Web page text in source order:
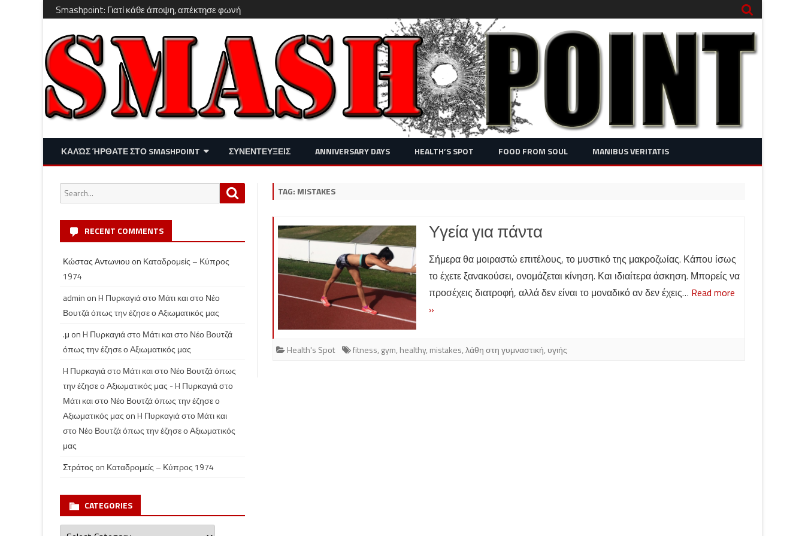
Smashpoint: Γιατί κάθε άποψη, απέκτησε φωνή
Skip
content
ΚΑΛΏΣ ΉΡΘΑΤΕ ΣΤΟ SMASHPOINT
ΔΙΑΣΚΈΔΑΣΗ – LIFESTYLE
ΣΥΝΕΝΤΕΥΞΕΙΣ ANNIVERSARY DAYS HEALTH’S SPOT FOOD FROM SOUL MANIBUS VERITATIS
TAG: MISTAKES
Υγεία για πάντα
Σήμερα θα μοιραστώ επιτέλους, το μυστικό της μακροζωίας. Κάπου ίσως
το έχετε ξανακούσει, ονομάζεται κίνηση. Και ιδιαίτερα άσκηση. Μπορείς να
προσέχεις διατροφή, αλλά δεν είναι το μοναδικό αν δεν έχεις… Read more
»
Health's Spot fitness, gym, healthy, mistakes,λάθη στη γυμναστική, υγιής
Search
for:
RECENT COMMENTS
Κώστας Αντωνιου on Καταδρομείς – Κύπρος
1974
admin onH Πυρκαγιά στο Μάτι και στο Νέο
Βουτζά όπως την έζησε ο Αξιωματικός μας
.μ onH Πυρκαγιά στο Μάτι και στο Νέο Βουτζά
όπως την έζησε ο Αξιωματικός μας
H Πυρκαγιά στο Μάτι και στο Νέο Βουτζά όπως
την έζησε ο Αξιωματικός μας - H Πυρκαγιά στο
Μάτι και στο Νέο Βουτζά όπως την έζησε ο
Αξιωματικός μας onH Πυρκαγιά στο Μάτι και
στο Νέο Βουτζά όπως την έζησε ο Αξιωματικός
μας
Στράτος on Καταδρομείς – Κύπρος 1974
CATEGORIES
Categories